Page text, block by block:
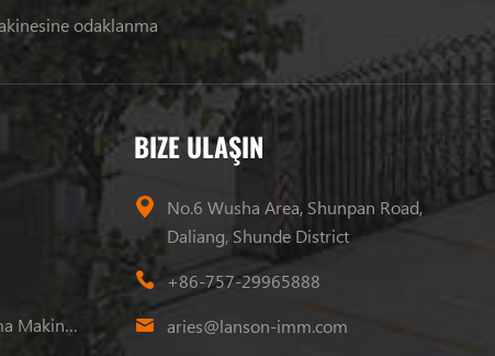
odaklanma
Plastik Enjeksiyon Kalıplama Makinesi
BIZE ULAŞIN
No.6 Wusha Area, Shunpan Road,
Daliang, Shunde District
+86-757-29965888
aries@lanson-imm.com